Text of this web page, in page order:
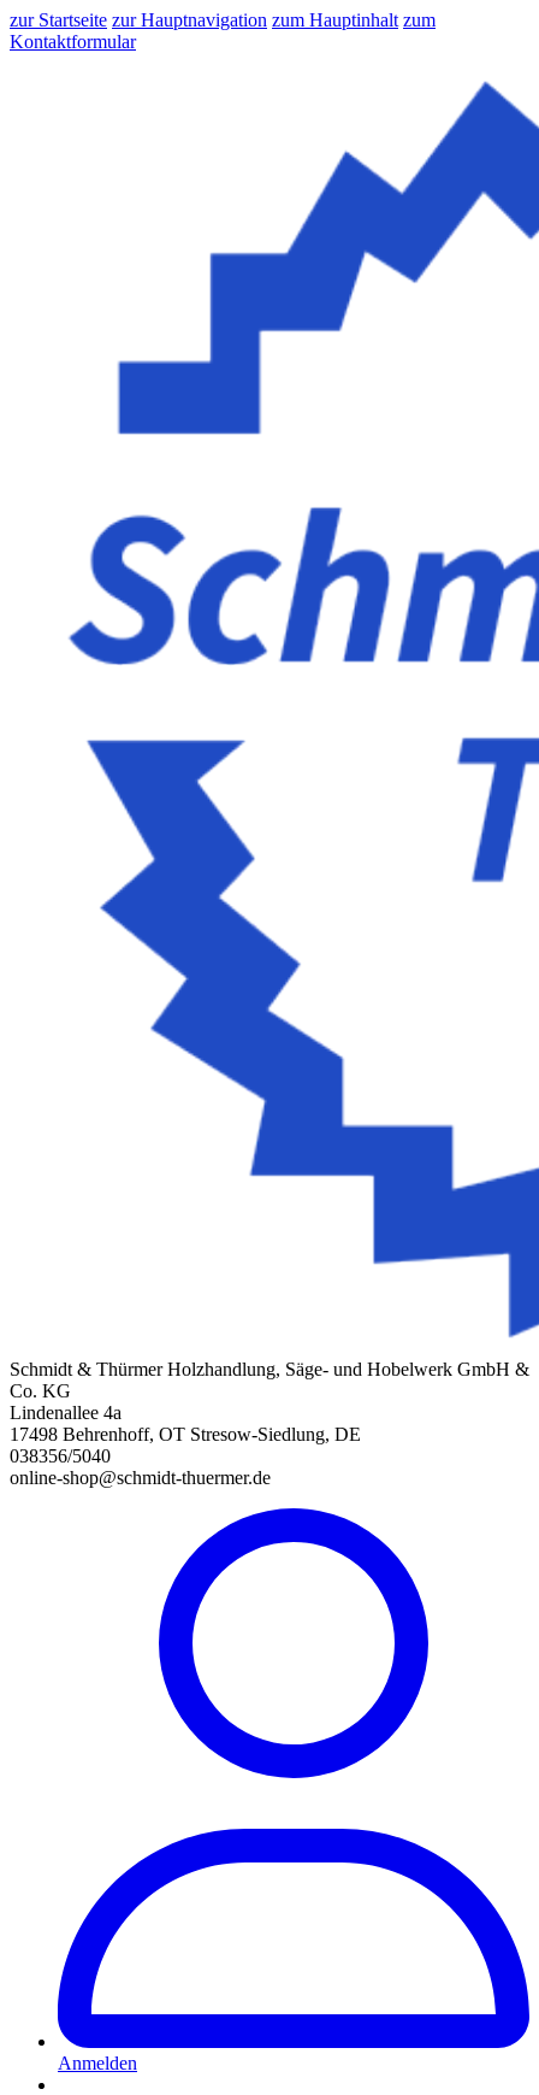
zur Startseite zur Hauptnavigation zum Hauptinhalt zum
Kontaktformular
Schmidt & Thürmer Holzhandlung, Säge- und Hobelwerk GmbH &
Co. KG
Lindenallee 4a
17498 Behrenhoff, OT Stresow-Siedlung, DE
038356/5040
online-shop@schmidt-thuermer.de
Anmelden